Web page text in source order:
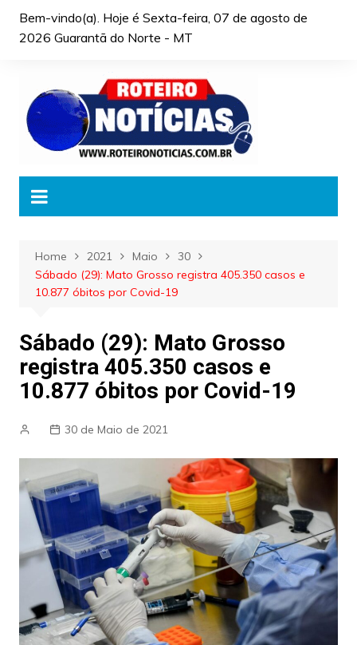
Bem-vindo(a). Hoje é Sexta-feira, 07 de agosto de
2026 Guarantã do Norte - MT
Home 2021 Maio
30
Sábado (29): Mato Grosso registra 405.350 casos e
10.877 óbitos por Covid-19
Sábado (29): Mato Grosso
registra 405.350 casos e
10.877 óbitos por Covid-19
30 de Maio de 2021